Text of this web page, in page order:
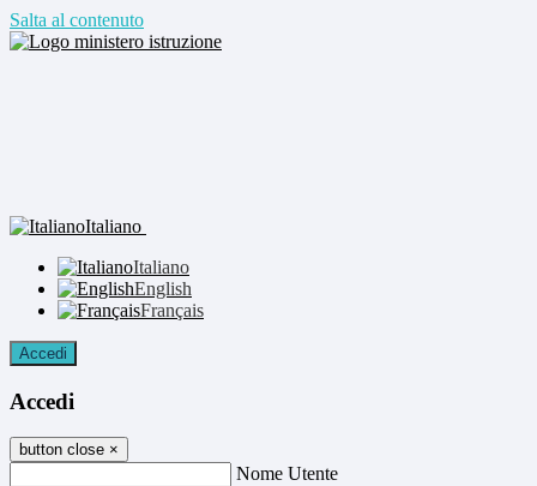
Salta al contenuto
Italiano
Italiano
English
Français
Accedi
Accedi
button close ×
Nome Utente